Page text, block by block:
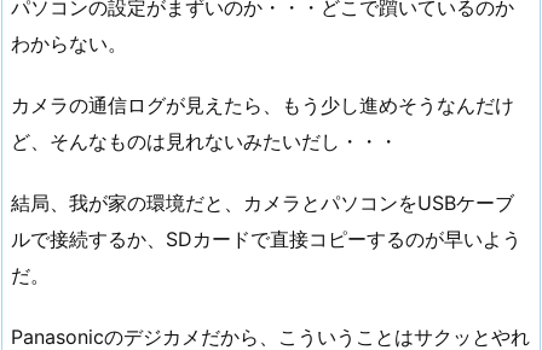
パソコンの設定がまずいのか・・・どこで躓いているのか
わからない。
カメラの通信ログが見えたら、もう少し進めそうなんだけ
ど、そんなものは見れないみたいだし・・・
結局、我が家の環境だと、カメラとパソコンをUSBケーブ
ルで接続するか、SDカードで直接コピーするのが早いよう
だ。
Panasonicのデジカメだから、こういうことはサクッとやれ